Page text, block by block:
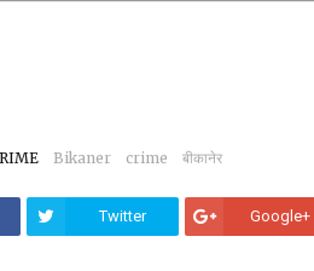
Bikaner crime बीकानेर
Twitter Google+